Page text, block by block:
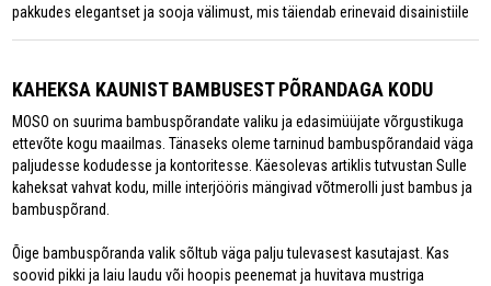
pakkudes elegantset ja sooja välimust, mis täiendab erinevaid disainistiile
KAHEKSA KAUNIST BAMBUSEST PÕRANDAGA KODU
MOSO on suurima bambuspõrandate valiku ja edasimüüjate võrgustikuga
ettevõte kogu maailmas. Tänaseks oleme tarninud bambuspõrandaid väga
paljudesse kodudesse ja kontoritesse. Käesolevas artiklis tutvustan Sulle
kaheksat vahvat kodu, mille interjööris mängivad võtmerolli just bambus ja
bambuspõrand.
Õige bambuspõranda valik sõltub väga palju tulevasest kasutajast. Kas
soovid pikki ja laiu laudu või hoopis peenemat ja huvitava mustriga